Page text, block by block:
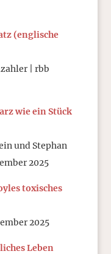
(englische
| rbb
wie ein Stück
und Stephan
2025
toxisches
2025
Leben